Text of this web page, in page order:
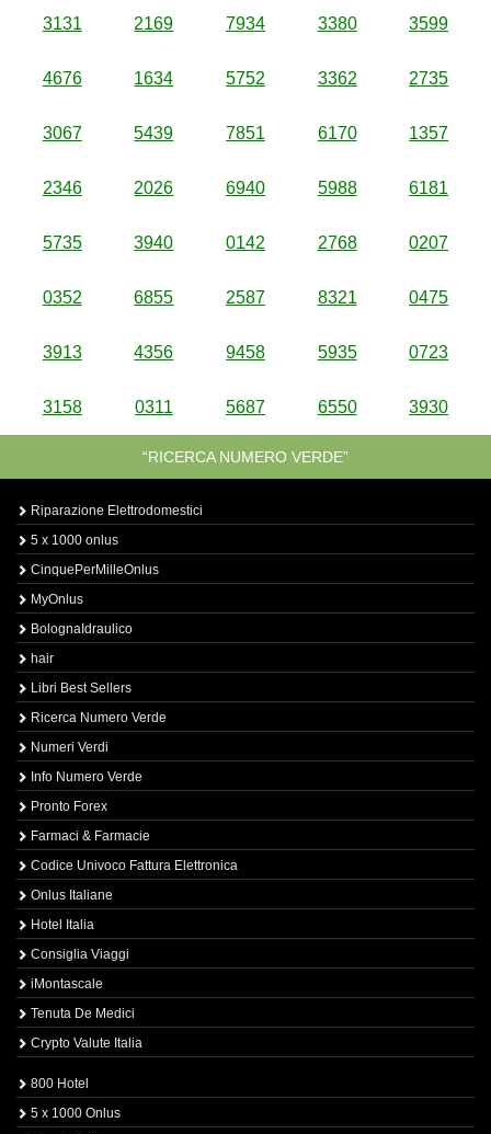
3131 2169 7934 3380 3599
4676 1634 5752 3362 2735
3067 5439 7851 6170 1357
2346 2026 6940 5988 6181
5735 3940 0142 2768 0207
0352 6855 2587 8321 0475
3913 4356 9458 5935 0723
3158 0311 5687 6550 3930
“RICERCA NUMERO VERDE”
Riparazione Elettrodomestici
5 x 1000 onlus
CinquePerMilleOnlus
MyOnlus
BolognaIdraulico
hair
Libri Best Sellers
Ricerca Numero Verde
Numeri Verdi
Info Numero Verde
Pronto Forex
Farmaci & Farmacie
Codice Univoco Fattura Elettronica
Onlus Italiane
Hotel Italia
Consiglia Viaggi
iMontascale
Tenuta De Medici
Crypto Valute Italia
800 Hotel
5 x 1000 Onlus